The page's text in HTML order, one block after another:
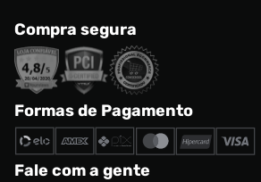
Compra segura
Formas de Pagamento
Fale com a gente